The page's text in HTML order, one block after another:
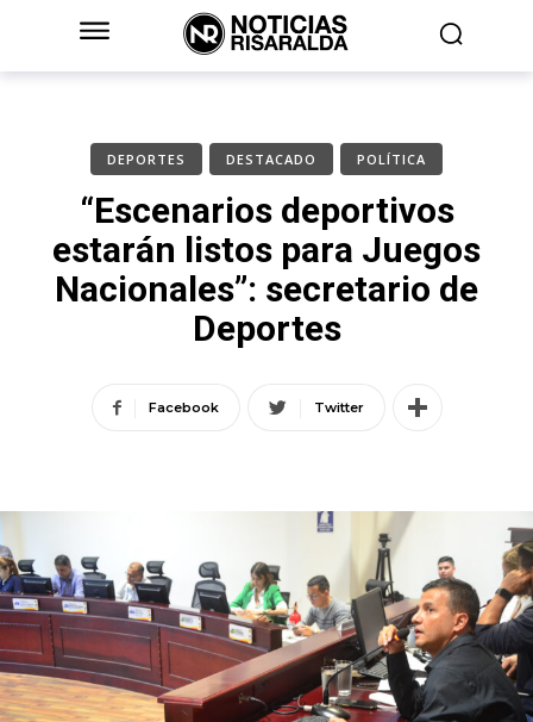
DEPORTES DESTACADO POLÍTICA
“Escenarios deportivos
estarán listos para Juegos
Nacionales”: secretario de
Deportes
Facebook Twitter